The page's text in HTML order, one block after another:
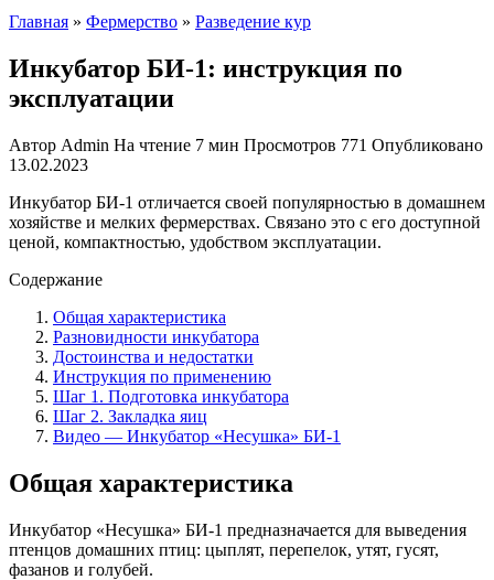
Главная » Фермерство » Разведение кур
Инкубатор БИ-1: инструкция по
эксплуатации
Автор Admin На чтение 7 мин Просмотров 771 Опубликовано
13.02.2023
Инкубатор БИ-1 отличается своей популярностью в домашнем
хозяйстве и мелких фермерствах. Связано это с его доступной
ценой, компактностью, удобством эксплуатации.
Содержание
Общая характеристика
Разновидности инкубатора
Достоинства и недостатки
Инструкция по применению
Шаг 1. Подготовка инкубатора
Шаг 2. Закладка яиц
Видео — Инкубатор «Несушка» БИ-1
Общая характеристика
Инкубатор «Несушка» БИ-1 предназначается для выведения
птенцов домашних птиц: цыплят, перепелок, утят, гусят,
фазанов и голубей.